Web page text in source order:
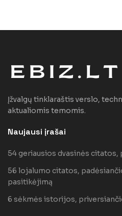
Įžvalgų tinklaraštis verslo,
aktualiomis temomis.
Naujausi įrašai
54 geriausios dvasinės citatos,
56 lojalumo citatos,
pasitikėjimą
6 sėkmės istorijos,